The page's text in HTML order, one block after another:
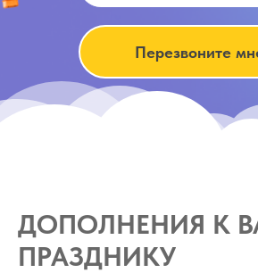
Перезвоните
ДОПОЛНЕНИЯ К
ПРАЗДНИКУ